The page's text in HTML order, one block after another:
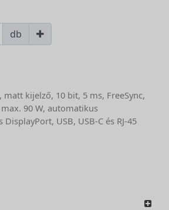
db
matt kijelző, 10 bit, 5 ms, FreeSync,
90 W, automatikus
USB, USB-C és RJ-45